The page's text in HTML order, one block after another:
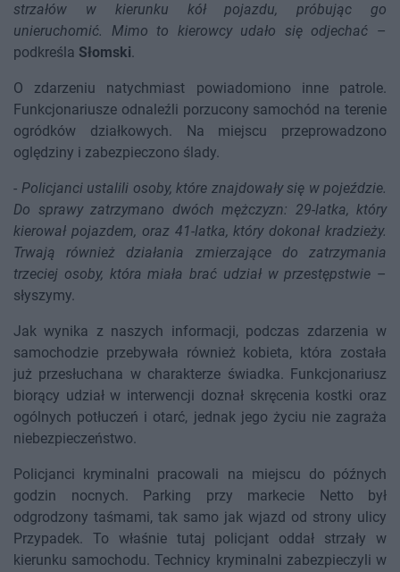
strzałów w kierunku kół pojazdu, próbując go
unieruchomić. Mimo to kierowcy udało się odjechać –
podkreśla Słomski.
O zdarzeniu natychmiast powiadomiono inne patrole.
Funkcjonariusze odnaleźli porzucony samochód na terenie
ogródków działkowych. Na miejscu przeprowadzono
oględziny i zabezpieczono ślady.
- Policjanci ustalili osoby, które znajdowały się w pojeździe.
Do sprawy zatrzymano dwóch mężczyzn: 29-latka, który
kierował pojazdem, oraz 41-latka, który dokonał kradzieży.
Trwają również działania zmierzające do zatrzymania
trzeciej osoby, która miała brać udział w przestępstwie –
słyszymy.
Jak wynika z naszych informacji, podczas zdarzenia w
samochodzie przebywała również kobieta, która została
już przesłuchana w charakterze świadka. Funkcjonariusz
biorący udział w interwencji doznał skręcenia kostki oraz
ogólnych potłuczeń i otarć, jednak jego życiu nie zagraża
niebezpieczeństwo.
Policjanci kryminalni pracowali na miejscu do późnych
godzin nocnych. Parking przy markecie Netto był
odgrodzony taśmami, tak samo jak wjazd od strony ulicy
Przypadek. To właśnie tutaj policjant oddał strzały w
kierunku samochodu. Technicy kryminalni zabezpieczyli w